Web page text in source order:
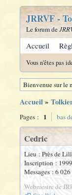
JRRVF -
Le forum de
Accueil
Vous n'êtes pas
Bienvenue sur le
Accueil»
Pages : 1 bas
Cedric
Lieu : Près de
Inscription : 1999
Messages : 6 026
Webmestre de